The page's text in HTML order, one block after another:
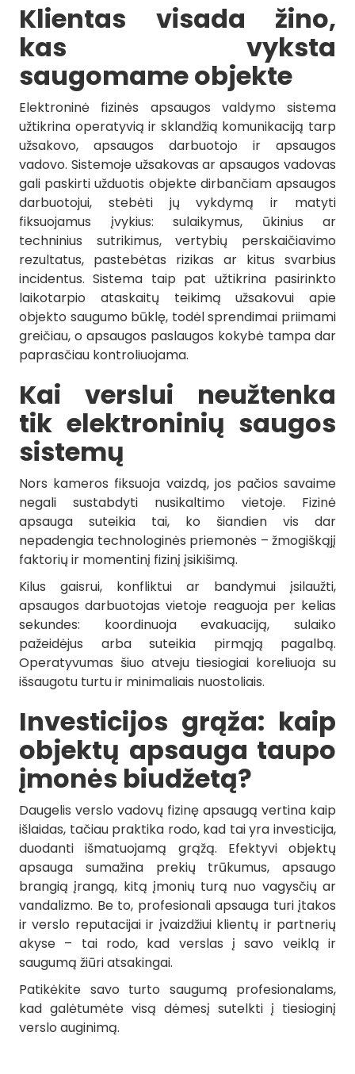
Klientas visada žino,
kas vyksta
saugomame objekte
Elektroninė fizinės apsaugos valdymo sistema
užtikrina operatyvią ir sklandžią komunikaciją tarp
užsakovo, apsaugos darbuotojo ir apsaugos
vadovo. Sistemoje užsakovas ar apsaugos vadovas
gali paskirti užduotis objekte dirbančiam apsaugos
darbuotojui, stebėti jų vykdymą ir matyti
fiksuojamus įvykius: sulaikymus, ūkinius ar
techninius sutrikimus, vertybių perskaičiavimo
rezultatus, pastebėtas rizikas ar kitus svarbius
incidentus. Sistema taip pat užtikrina pasirinkto
laikotarpio ataskaitų teikimą užsakovui apie
objekto saugumo būklę, todėl sprendimai priimami
greičiau, o apsaugos paslaugos kokybė tampa dar
paprasčiau kontroliuojama.
Kai verslui neužtenka
tik elektroninių saugos
sistemų
Nors kameros fiksuoja vaizdą, jos pačios savaime
negali sustabdyti nusikaltimo vietoje. Fizinė
apsauga suteikia tai, ko šiandien vis dar
nepadengia technologinės priemonės – žmogiškąjį
faktorių ir momentinį fizinį įsikišimą.
Kilus gaisrui, konfliktui ar bandymui įsilaužti,
apsaugos darbuotojas vietoje reaguoja per kelias
sekundes: koordinuoja evakuaciją, sulaiko
pažeidėjus arba suteikia pirmąją pagalbą.
Operatyvumas šiuo atveju tiesiogiai koreliuoja su
išsaugotu turtu ir minimaliais nuostoliais.
Investicijos grąža: kaip
objektų apsauga taupo
įmonės biudžetą?
Daugelis verslo vadovų fizinę apsaugą vertina kaip
išlaidas, tačiau praktika rodo, kad tai yra investicija,
duodanti išmatuojamą grąžą. Efektyvi objektų
apsauga sumažina prekių trūkumus, apsaugo
brangią įrangą, kitą įmonių turą nuo vagysčių ar
vandalizmo. Be to, profesionali apsauga turi įtakos
ir verslo reputacijai ir įvaizdžiui klientų ir partnerių
akyse – tai rodo, kad verslas į savo veiklą ir
saugumą žiūri atsakingai.
Patikėkite savo turto saugumą profesionalams,
kad galėtumėte visą dėmesį sutelkti į tiesioginį
verslo auginimą.